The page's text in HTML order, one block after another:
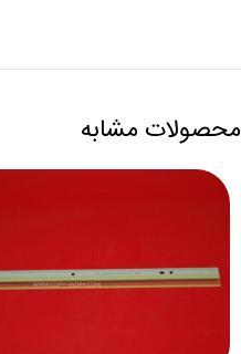
محصولات مشابه